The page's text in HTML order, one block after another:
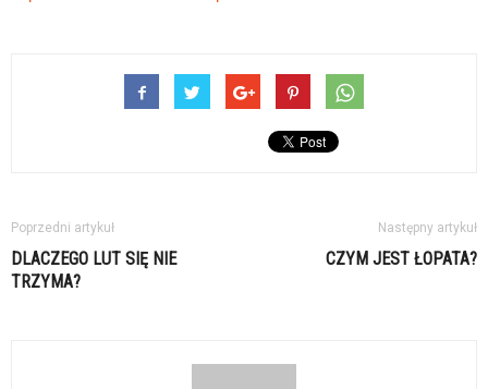
Poprzedni artykuł
DLACZEGO LUT SIĘ NIE
TRZYMA?
Następny artykuł
CZYM JEST ŁOPATA?